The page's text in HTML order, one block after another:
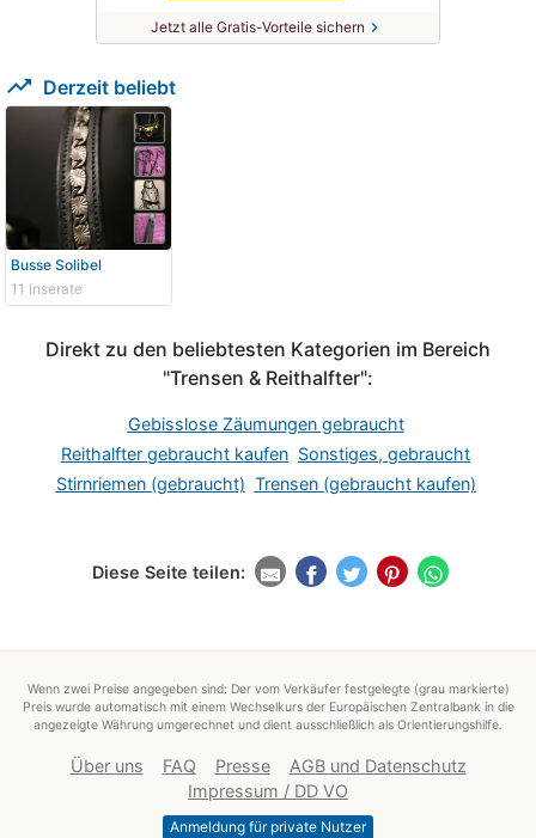
Jetzt alle Gratis-Vorteile sichern chevron_right
trending_up Derzeit beliebt
Busse Solibel
11 Inserate
Direkt zu den beliebtesten Kategorien im Bereich
"Trensen & Reithalfter":
Gebisslose Zäumungen gebraucht
Reithalfter gebraucht kaufen Sonstiges, gebraucht
Stirnriemen (gebraucht) Trensen (gebraucht kaufen)
Diese Seite teilen:
Wenn zwei Preise angegeben sind: Der vom Verkäufer festgelegte (grau markierte)
Preis wurde automatisch mit einem Wechselkurs der Europäischen Zentralbank in die
angezeigte Währung umgerechnet und dient ausschließlich als Orientierungshilfe.
Über uns FAQ Presse
AGB und Datenschutz
Impressum / DD VO
Anmeldung für private Nutzer